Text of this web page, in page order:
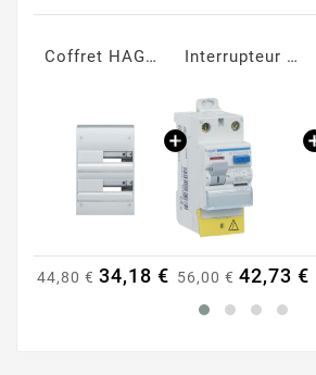
Coffret HAGER Gamma+ 13, 2 rangées, 26 Modules
44,80 € 34,18 €
Interrupteur Différentiel 40A Type AC 30mA à vis
56,00 € 42,73 €